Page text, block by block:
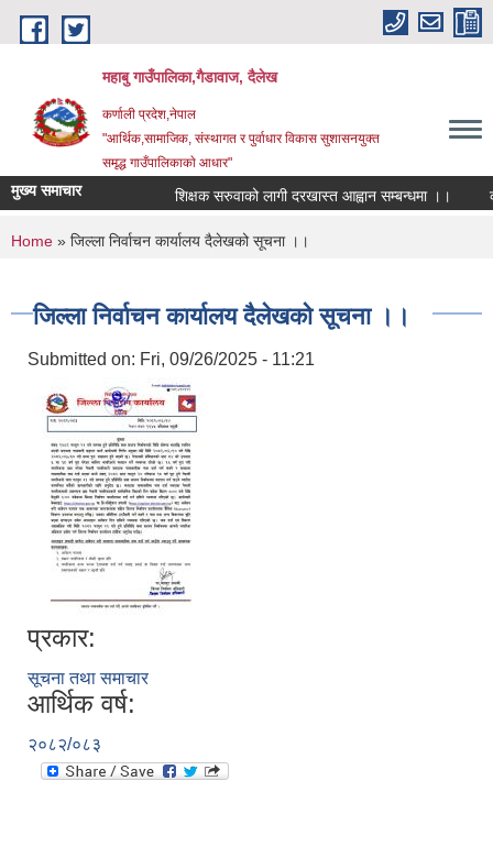
Skip to main content
महाबु गाउँपालिका,गैडावाज, दैलेख
कर्णाली प्रदेश,नेपाल
"आर्थिक,सामाजिक, संस्थागत र पुर्वाधार विकास सुशासनयुक्त
समृद्ध गाउँपालिकाकाे आधार"
मुख्य समाचार शिक्षक सरुवाको लागी दरखास्त आह्वान सम्बन्धमा ।।
You are here
Home » जिल्ला निर्वाचन कार्यालय दैलेखको सूचना ।।
जिल्ला निर्वाचन कार्यालय दैलेखको सूचना ।।
Submitted on: Fri, 09/26/2025 - 11:21
प्रकार:
सूचना तथा समाचार
आर्थिक वर्ष:
२०८२/०८३